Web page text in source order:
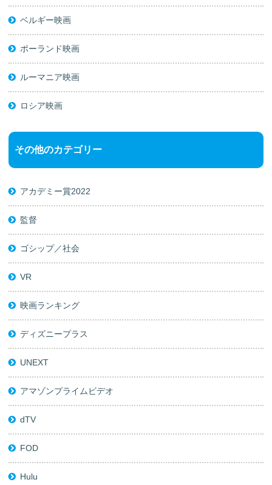
ベルギー映画
ポーランド映画
ルーマニア映画
ロシア映画
その他のカテゴリー
アカデミー賞2022
監督
ゴシップ／社会
VR
映画ランキング
ディズニープラス
UNEXT
アマゾンプライムビデオ
dTV
FOD
Hulu